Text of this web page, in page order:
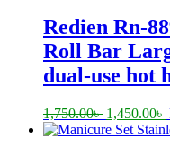
Redien Rn-
Roll Bar
dual-use hot
1,750.00৳ Original
price
1,450.00৳